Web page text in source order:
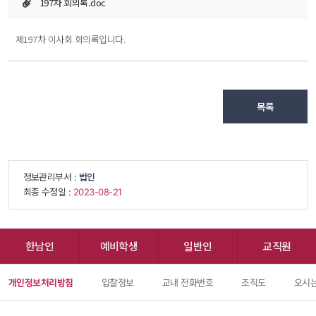
제197차 이사회 회의록입니다.
목록
정보관리부서 : 법인
최종 수정일 : 2023-08-21
한남인 예비학생 일반인 교직원
개인정보처리방침 입찰정보 교내 전화번호 조직도 오시